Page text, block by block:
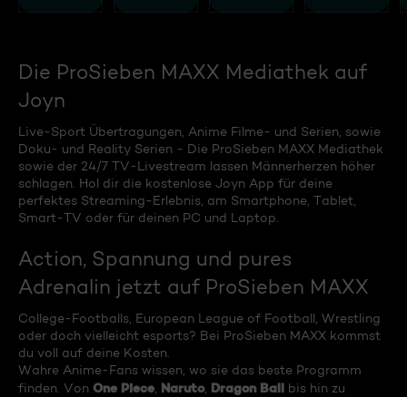
Die ProSieben MAXX Mediathek auf
Joyn
Live-Sport Übertragungen, Anime Filme- und Serien, sowie
Doku- und Reality Serien - Die ProSieben MAXX Mediathek
sowie der 24/7 TV-Livestream lassen Männerherzen höher
schlagen. Hol dir die kostenlose Joyn App für deine
perfektes Streaming-Erlebnis, am Smartphone, Tablet,
Smart-TV oder für deinen PC und Laptop.
Action, Spannung und pures
Adrenalin jetzt auf ProSieben MAXX
College-Footballs, European League of Football, Wrestling
oder doch vielleicht esports? Bei ProSieben MAXX kommst
du voll auf deine Kosten.
Wahre Anime-Fans wissen, wo sie das beste Programm
finden. Von One Piece Naruto, Dragon Ball bis hin zu